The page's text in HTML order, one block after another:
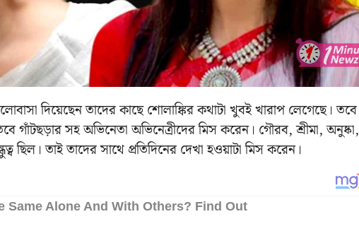
দিয়েছেন তাদের কাছে শোলাঙ্কির কথাটা খুবই খারাপ লেগেছে। তবে
গাঁটছড়ার সহ অভিনেতা অভিনেত্রীদের মিস করেন। গৌরব, শ্রীমা, অনুষ্কা,
ছিল। তাই তাদের সাথে প্রতিদিনের দেখা হওয়াটা মিস করেন।